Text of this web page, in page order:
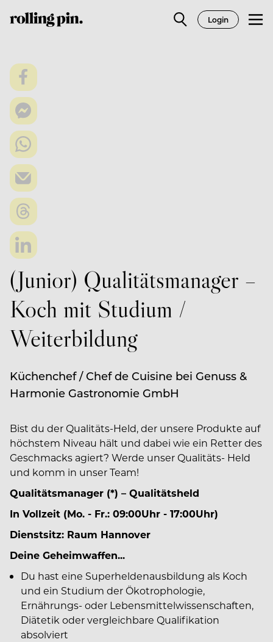
Login
(Junior) Qualitätsmanager –
Koch mit Studium /
Weiterbildung
Küchenchef / Chef de Cuisine bei Genuss &
Harmonie Gastronomie GmbH
Bist du der Qualitäts-Held, der unsere Produkte auf
höchstem Niveau hält und dabei wie ein Retter des
Geschmacks agiert? Werde unser Qualitäts- Held
und komm in unser Team!
Qualitätsmanager (*) – Qualitätsheld
In Vollzeit (Mo. - Fr.: 09:00Uhr - 17:00Uhr)
Dienstsitz: Raum Hannover
Deine Geheimwaffen...
Du hast eine Superheldenausbildung als Koch
und ein Studium der Ökotrophologie,
Ernährungs- oder Lebensmittelwissenschaften,
Diätetik oder vergleichbare Qualifikation
absolviert